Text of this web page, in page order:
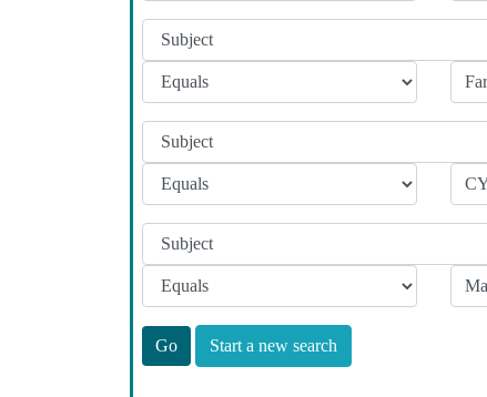
Start a new search